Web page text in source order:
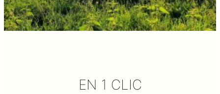
EN 1 CLIC